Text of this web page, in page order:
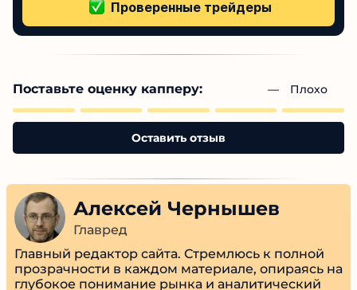
Жалобы на скрытые комиссии
Поставьте оценку капперу: — Плохо
Оставить отзыв